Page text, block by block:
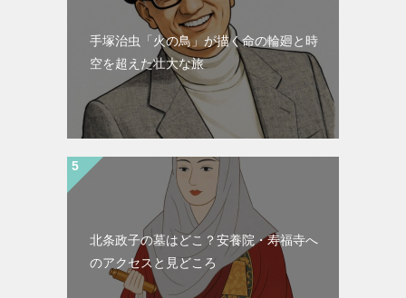
手塚治虫「火の鳥」が描く命の輪廻と時
空を超えた壮大な旅
北条政子の墓はどこ？安養院・寿福寺へ
のアクセスと見どころ